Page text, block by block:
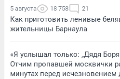
5 августа 18 758 21
Как приготовить ленивые
жительницы Барнаула
«Я услышал только: „Дядя
Отчим пропавшей москвички
минутах перед исчезновением